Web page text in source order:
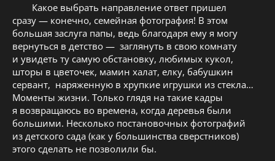
Какое выбрать направление ответ пришел
сразу — конечно, семейная фотография! В этом
большая заслуга папы, ведь благодаря ему я могу
вернуться в детство — заглянуть в свою комнату
и увидеть ту самую обстановку, любимых кукол,
шторы в цветочек, мамин халат, елку, бабушкин
сервант, наряженную в хрупкие игрушки из стекла…
Моменты жизни. Только глядя на такие кадры
я возвращаюсь во времена, когда деревья были
большими. Несколько постановочных фотографий
из детского сада (как у большинства сверстников)
этого сделать не позволили бы.